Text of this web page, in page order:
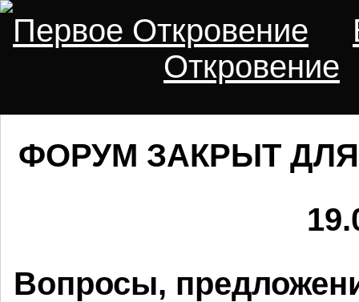
Первое Откровение
Откровение
ФОРУМ ЗАКРЫТ
Вопросы,